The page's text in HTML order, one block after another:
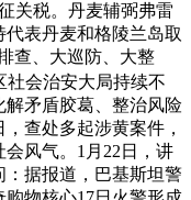
关税。丹麦辅弼弗雷
表丹麦和格陵兰岛取
查、大巡防、大整
社会治安大局持续不
矛盾胶葛、整治风险
查处多起涉黄案件，
风气。1月22日，讲
据报道，巴基斯坦警